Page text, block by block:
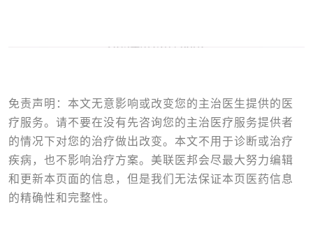
免责声明：本文无意影响或改变您的主治医生提供的医
疗服务。请不要在没有先咨询您的主治医疗服务提供者
的情况下对您的治疗做出改变。本文不用于诊断或治疗
疾病，也不影响治疗方案。美联医邦会尽最大努力编辑
和更新本页面的信息，但是我们无法保证本页医药信息
的精确性和完整性。